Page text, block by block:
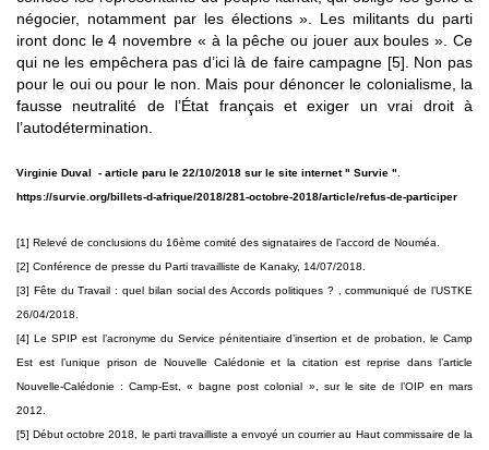
négocier, notamment par les élections ». Les militants du parti
iront donc le 4 novembre « à la pêche ou jouer aux boules ». Ce
qui ne les empêchera pas d’ici là de faire campagne [5]. Non pas
pour le oui ou pour le non. Mais pour dénoncer le colonialisme, la
fausse neutralité de l’État français et exiger un vrai droit à
l’autodétermination.
Virginie Duval - article paru le 22/10/2018 sur le site internet " Survie ".
https://survie.org/billets-d-afrique/2018/281-octobre-2018/article/refus-de-participer
[1] Relevé de conclusions du 16ème comité des signataires de l’accord de Nouméa.
[2] Conférence de presse du Parti travailliste de Kanaky, 14/07/2018.
[3] Fête du Travail : quel bilan social des Accords politiques ? , communiqué de l’USTKE
26/04/2018.
[4] Le SPIP est l’acronyme du Service pénitentiaire d’insertion et de probation, le Camp
Est est l’unique prison de Nouvelle Calédonie et la citation est reprise dans l’article
Nouvelle-Calédonie : Camp-Est, « bagne post colonial », sur le site de l’OIP en mars
2012.
[5] Début octobre 2018, le parti travailliste a envoyé un courrier au Haut commissaire de la